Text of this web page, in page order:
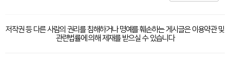
저작권 등 다른 사람의 권리를 침해하거나 명예를 훼손하는 게시글은 이용약관 및
관련법률에 의해 제재를 받으실 수 있습니다